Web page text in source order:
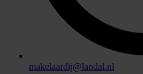
makelaardij@landal.nl